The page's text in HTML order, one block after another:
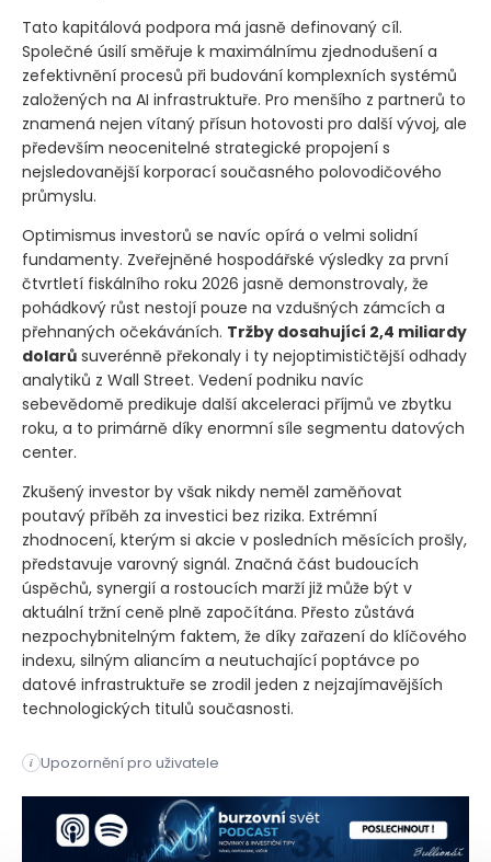
Tato kapitálová podpora má jasně definovaný cíl.
Společné úsilí směřuje k maximálnímu zjednodušení a
zefektivnění procesů při budování komplexních systémů
založených na AI infrastruktuře. Pro menšího z partnerů to
znamená nejen vítaný přísun hotovosti pro další vývoj, ale
především neocenitelné strategické propojení s
nejsledovanější korporací současného polovodičového
průmyslu.
Optimismus investorů se navíc opírá o velmi solidní
fundamenty. Zveřejněné hospodářské výsledky za první
čtvrtletí fiskálního roku 2026 jasně demonstrovaly, že
pohádkový růst nestojí pouze na vzdušných zámcích a
přehnaných očekáváních. Tržby dosahující 2,4 miliardy
dolarů suverénně překonaly i ty nejoptimističtější odhady
analytiků z Wall Street. Vedení podniku navíc
sebevědomě predikuje další akceleraci příjmů ve zbytku
roku, a to primárně díky enormní síle segmentu datových
center.
Zkušený investor by však nikdy neměl zaměňovat
poutavý příběh za investici bez rizika. Extrémní
zhodnocení, kterým si akcie v posledních měsících prošly,
představuje varovný signál. Značná část budoucích
úspěchů, synergií a rostoucích marží již může být v
aktuální tržní ceně plně započítána. Přesto zůstává
nezpochybnitelným faktem, že díky zařazení do klíčového
indexu, silným aliancím a neutuchající poptávce po
datové infrastruktuře se zrodil jeden z nejzajímavějších
technologických titulů současnosti.
i Upozornění pro uživatele
Akcie výrobce čipů Marvell prudce posílily po zprávě o